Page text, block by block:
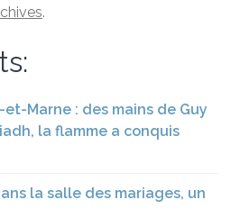
.
et-Marne : des mains de Guy
la flamme a conquis
la salle des mariages, un